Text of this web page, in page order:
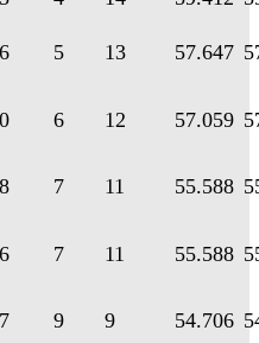
5 13 57.647
6 12 57.059
7 11 55.588
7 11 55.588
9 9 54.706